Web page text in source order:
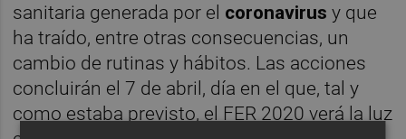
sanitaria generada por el coronavirus y que
ha traído, entre otras consecuencias, un
cambio de rutinas y hábitos. Las acciones
concluirán el 7 de abril, día en el que, tal y
como estaba previsto, el FER 2020 verá la luz